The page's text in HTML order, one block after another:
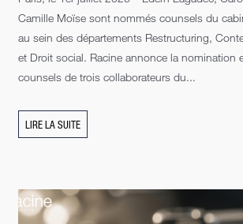
Camille Moïse sont nommés counsels du
au sein des départements Restructuring,
et Droit social. Racine annonce la nomination
counsels de trois collaborateurs du...
LIRE LA SUITE